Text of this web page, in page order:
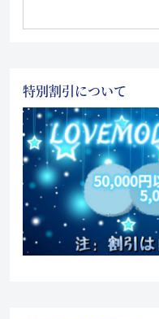
特別割引について